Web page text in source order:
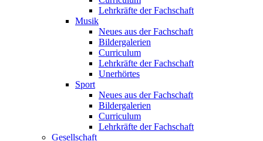
Lehrkräfte der Fachschaft
Musik
Neues aus der Fachschaft
Bildergalerien
Curriculum
Lehrkräfte der Fachschaft
Unerhörtes
Sport
Neues aus der Fachschaft
Bildergalerien
Curriculum
Lehrkräfte der Fachschaft
Gesellschaft